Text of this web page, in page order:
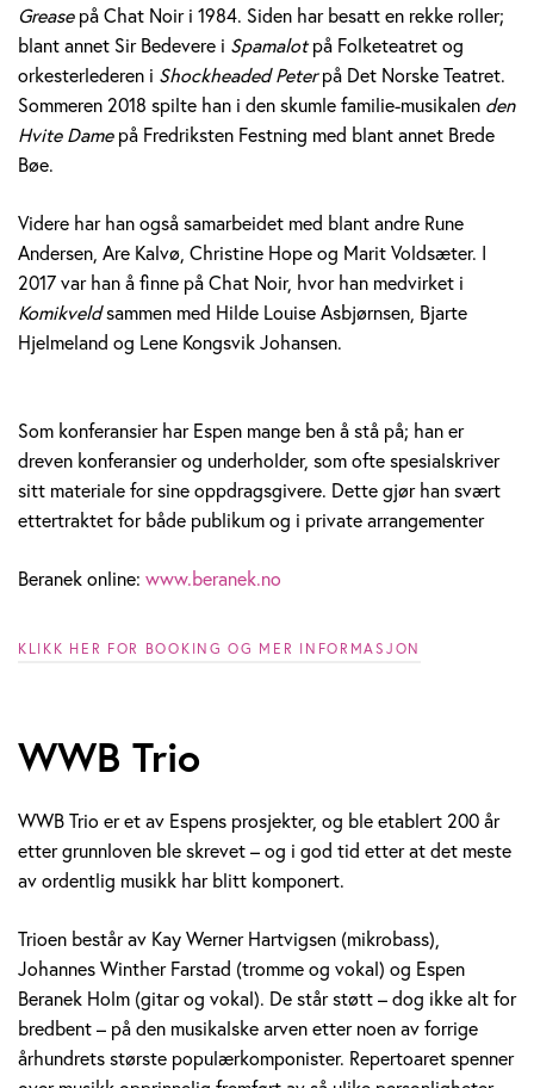
Greasepå Chat Noir i 1984. Siden har besatt en rekke roller;
blant annet Sir Bedevere i Spamalotpå Folketeatret og
orkesterlederen i Shockheaded Peterpå Det Norske Teatret.
Sommeren 2018 spilte han i den skumle familie-musikalen den
Hvite Damepå Fredriksten Festning med blant annet Brede
Bøe.
Videre har han også samarbeidet med blant andre Rune
Andersen, Are Kalvø, Christine Hope og Marit Voldsæter. I
2017 var han å finne på Chat Noir, hvor han medvirket i
Komikveldsammen med Hilde Louise Asbjørnsen, Bjarte
Hjelmeland og Lene Kongsvik Johansen.
Som konferansier har Espen mange ben å stå på; han er
dreven konferansier og underholder, som ofte spesialskriver
sitt materiale for sine oppdragsgivere. Dette gjør han svært
ettertraktet for både publikum og i private arrangementer
Beranek online: www.beranek.no
KLIKK HER FOR BOOKING OG MER INFORMASJON
WWB Trio
WWB Trio er et av Espens prosjekter, og ble etablert 200 år
etter grunnloven ble skrevet – og i god tid etter at det meste
av ordentlig musikk har blitt komponert.
Trioen består av Kay Werner Hartvigsen (mikrobass),
Johannes Winther Farstad (tromme og vokal) og Espen
Beranek Holm (gitar og vokal). De står støtt – dog ikke alt for
bredbent – på den musikalske arven etter noen av forrige
århundrets største populærkomponister. Repertoaret spenner